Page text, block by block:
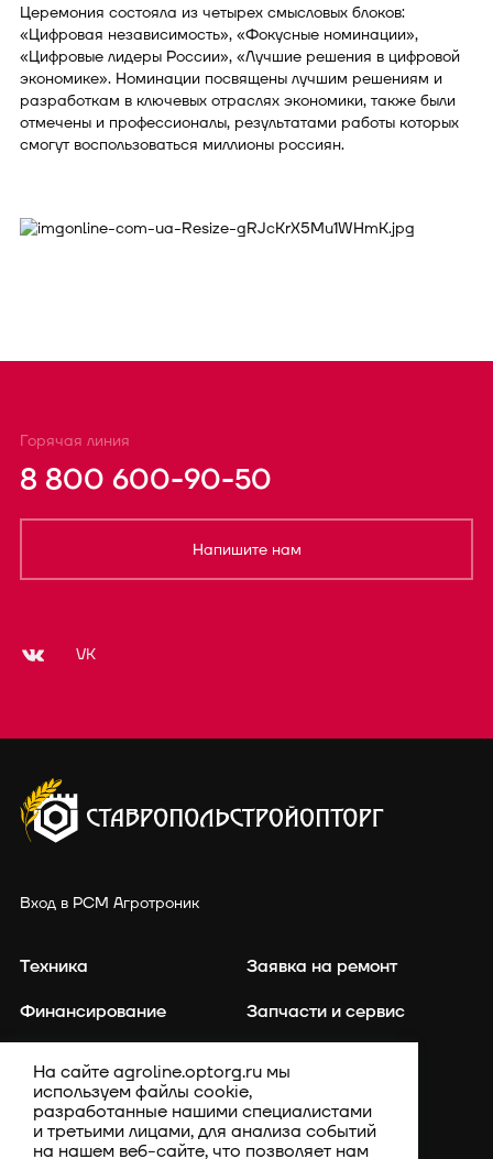
Церемония состояла из четырех смысловых блоков:
«Цифровая независимость», «Фокусные номинации»,
«Цифровые лидеры России», «Лучшие решения в цифровой
экономике». Номинации посвящены лучшим решениям и
разработкам в ключевых отраслях экономики, также были
отмечены и профессионалы, результатами работы которых
смогут воспользоваться миллионы россиян.
Горячая линия
8 800 600-90-50
Напишите нам
VK
Вход в РСМ Агротроник
Техника
Финансирование
Каталог запасных частей
Компания
Заявка на ремонт
Запчасти и сервис
Акции
На сайте agroline.optorg.ru мы
используем файлы cookie,
разработанные нашими специалистами
и третьими лицами, для анализа событий
на нашем веб-сайте, что позволяет нам